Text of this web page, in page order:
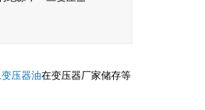
变压器油在变压器厂家储存等